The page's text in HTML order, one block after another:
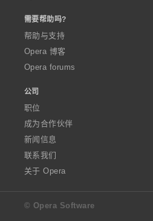
需要帮助吗?
帮助与支持
Opera 博客
Opera forums
公司
职位
成为合作伙伴
新闻信息
联系我们
关于 Opera
© Opera Software